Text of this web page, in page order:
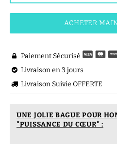
ACHETER
 Paiement Sécurisé
 Livraison en 3 jours
 Livraison Suivie OFFERTE
UNE JOLIE BAGUE POUR
"PUISSANCE DU CŒUR" :